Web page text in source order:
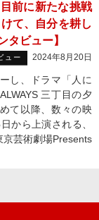
前に新たな挑戦
て、自分を耕し
タビュー】
ュー 2024年8月20日
し、ドラマ「人に
三丁目の夕
て以降、数々の映
から上演される、
芸術劇場Presents